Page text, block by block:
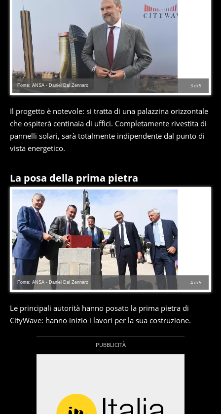
3di5
Fonte: ANSA - Daniel Dal Zennaro
Il progetto è notevole: si tratta di una palazzina orizzontale
che ospiterà centinaia di uffici. Completamente rivestita di
pannelli solari, sarà totalmente indipendente dal punto di
vista energetico.
La posa della prima pietra
4di5
Fonte: ANSA - Daniel Dal Zennaro
Le principali autorità hanno posato la prima pietra di
CityWave: hanno inizio i lavori per la sua costruzione.